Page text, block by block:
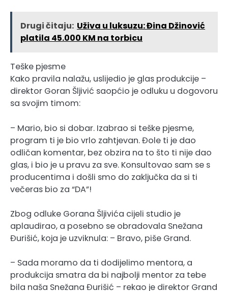
Drugi čitaju: Uživa u luksuzu: Đina Džinović
platila 45.000 KM na torbicu
Teške pjesme
Kako pravila nalažu, uslijedio je glas produkcije –
direktor Goran Šljivić saopćio je odluku u dogovoru
sa svojim timom:
– Mario, bio si dobar. Izabrao si teške pjesme,
program ti je bio vrlo zahtjevan. Đole ti je dao
odličan komentar, bez obzira na to što ti nije dao
glas, i bio je u pravu za sve. Konsultovao sam se s
producentima i došli smo do zaključka da si ti
večeras bio za “DA”!
Zbog odluke Gorana Šljivića cijeli studio je
aplaudirao, a posebno se obradovala Snežana
Đurišić, koja je uzviknula: – Bravo, piše Grand.
– Sada moramo da ti dodijelimo mentora, a
produkcija smatra da bi najbolji mentor za tebe
bila naša Snežana Đurišić – rekao je direktor Grand